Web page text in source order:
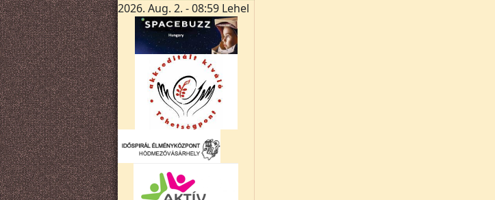
2026. Aug. 2. - 08:59 Lehel